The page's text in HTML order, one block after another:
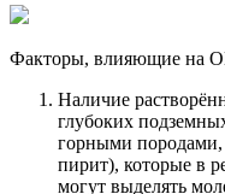
Факторы, влияющие на
Наличие
глубоких
горными
пирит), которые в
могут выделять